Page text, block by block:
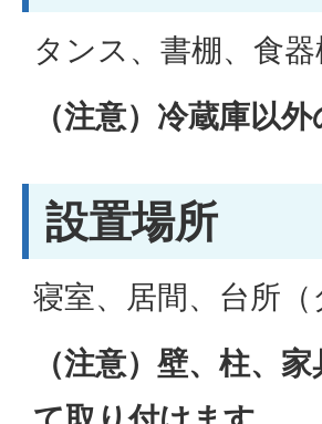
タンス、書棚、食
（注意）冷蔵庫以
設置場所
寝室、居間、台所
（注意）壁、柱、